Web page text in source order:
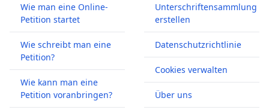
Wie man eine Online-
Petition startet
Wie schreibt man eine
Petition?
Wie kann man eine
Petition voranbringen?
Unterschriftensammlung
erstellen
Datenschutzrichtlinie
Cookies verwalten
Über uns